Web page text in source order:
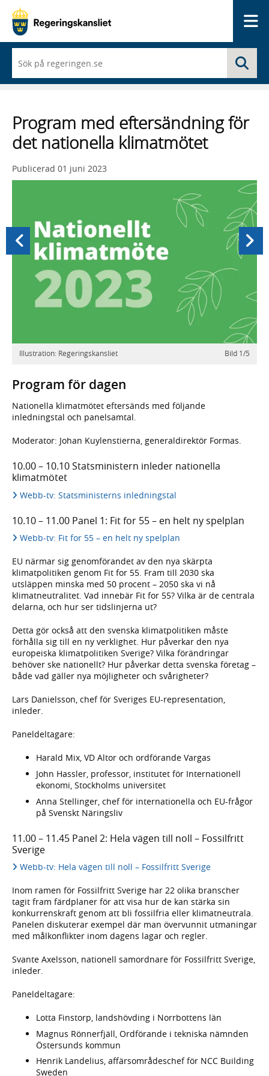
du
börjar
skriva
en
lista
med
Program med eftersändning för
det nationella klimatmötet
Publicerad 01 juni 2023
Bild 1/5
Illustration: Regeringskansliet
Föregående
Program för dagen
Nationella klimatmötet eftersänds med följande
inledningstal och panelsamtal.
Moderator: Johan Kuylenstierna, generaldirektör Formas.
10.00 – 10.10 Statsministern inleder nationella
klimatmötet
Webb-tv: Statsministerns inledningstal
10.10 – 11.00 Panel 1: Fit for 55 – en helt ny spelplan
Webb-tv: Fit for 55 – en helt ny spelplan
EU närmar sig genomförandet av den nya skärpta
klimatpolitiken genom Fit for 55. Fram till 2030 ska
utsläppen minska med 50 procent – 2050 ska vi nå
klimatneutralitet. Vad innebär Fit for 55? Vilka är de centrala
delarna, och hur ser tidslinjerna ut?
Detta gör också att den svenska klimatpolitiken måste
förhålla sig till en ny verklighet. Hur påverkar den nya
europeiska klimatpolitiken Sverige? Vilka förändringar
behöver ske nationellt? Hur påverkar detta svenska företag –
både vad gäller nya möjligheter och svårigheter?
Lars Danielsson, chef för Sveriges EU-representation,
inleder.
Paneldeltagare:
Harald Mix, VD Altor och ordförande Vargas
John Hassler, professor, institutet för Internationell
ekonomi, Stockholms universitet
Anna Stellinger, chef för internationella och EU-frågor
på Svenskt Näringsliv
11.00 – 11.45 Panel 2: Hela vägen till noll – Fossilfritt
Sverige
Webb-tv: Hela vägen till noll – Fossilfritt Sverige
Inom ramen för Fossilfritt Sverige har 22 olika branscher
tagit fram färdplaner för att visa hur de kan stärka sin
konkurrenskraft genom att bli fossilfria eller klimatneutrala.
Panelen diskuterar exempel där man övervunnit utmaningar
med målkonflikter inom dagens lagar och regler.
Svante Axelsson, nationell samordnare för Fossilfritt Sverige,
inleder.
Paneldeltagare:
Lotta Finstorp, landshövding i Norrbottens län
Magnus Rönnerfjäll, Ordförande i tekniska nämnden
Östersunds kommun
Henrik Landelius, affärsområdeschef för NCC Building
Sweden